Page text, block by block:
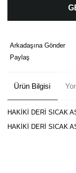
Arkadaşına Gönder
Paylaş
Ürün Bilgisi
HAKİKİ DERİ SICAK
HAKİKİ DERİ SICAK